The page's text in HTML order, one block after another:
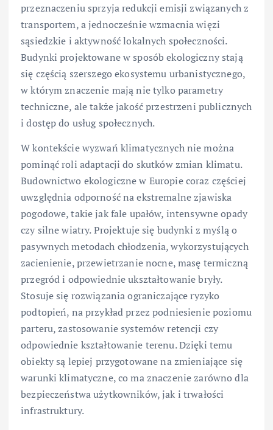
przeznaczeniu sprzyja redukcji emisji związanych z
transportem, a jednocześnie wzmacnia więzi
sąsiedzkie i aktywność lokalnych społeczności.
Budynki projektowane w sposób ekologiczny stają
się częścią szerszego ekosystemu urbanistycznego,
w którym znaczenie mają nie tylko parametry
techniczne, ale także jakość przestrzeni publicznych
i dostęp do usług społecznych.
W kontekście wyzwań klimatycznych nie można
pominąć roli adaptacji do skutków zmian klimatu.
Budownictwo ekologiczne w Europie coraz częściej
uwzględnia odporność na ekstremalne zjawiska
pogodowe, takie jak fale upałów, intensywne opady
czy silne wiatry. Projektuje się budynki z myślą o
pasywnych metodach chłodzenia, wykorzystujących
zacienienie, przewietrzanie nocne, masę termiczną
przegród i odpowiednie ukształtowanie bryły.
Stosuje się rozwiązania ograniczające ryzyko
podtopień, na przykład przez podniesienie poziomu
parteru, zastosowanie systemów retencji czy
odpowiednie kształtowanie terenu. Dzięki temu
obiekty są lepiej przygotowane na zmieniające się
warunki klimatyczne, co ma znaczenie zarówno dla
bezpieczeństwa użytkowników, jak i trwałości
infrastruktury.